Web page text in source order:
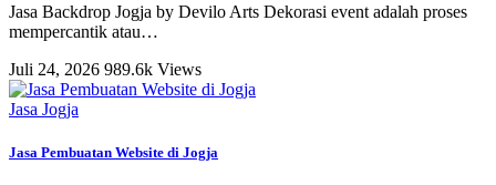
Jasa Backdrop Jogja by Devilo Arts Dekorasi event adalah proses
mempercantik atau…
Juli 24, 2026 989.6k Views
Jasa Jogja
Jasa Pembuatan Website di Jogja